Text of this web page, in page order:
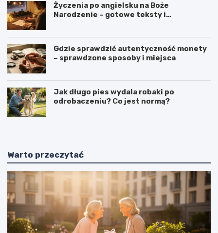
Życzenia po angielsku na Boże
Narodzenie – gotowe teksty i
Gdzie sprawdzić autentyczność monety
– sprawdzone sposoby i miejsca
Jak długo pies wydala robaki po
odrobaczeniu? Co jest normą?
Warto przeczytać